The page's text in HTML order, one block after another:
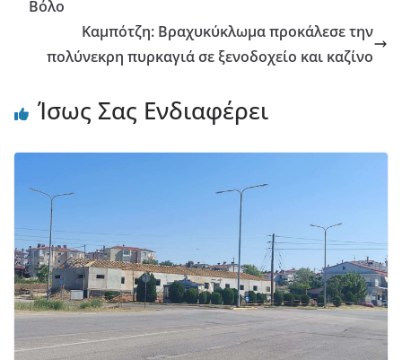
Βόλο
Καμπότζη: Βραχυκύκλωμα προκάλεσε την
πολύνεκρη πυρκαγιά σε ξενοδοχείο και καζίνο
Ίσως Σας Ενδιαφέρει